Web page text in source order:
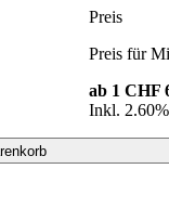
Preis
Preis für
ab 1 CHF
Inkl.